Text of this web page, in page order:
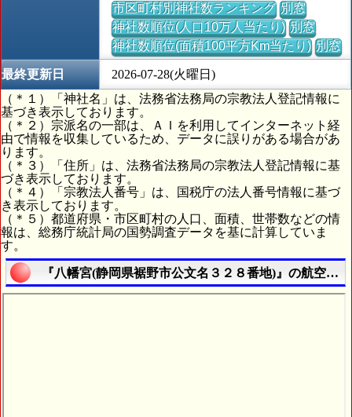
市区町村別神社数ランキング 別窓
神社数順位(人口10万人当たり) 別窓
神社数順位(面積100平方Km当たり) 別窓
最終更新日
2026-07-28(火曜日)
（＊１）「神社名」は、法務省法務局の宗教法人登記情報に
基づき表示しております。
（＊２）宗派名の一部は、ＡＩを利用してインターネット経
由で情報を収集しているため、データに誤りがある場合があ
ります。
（＊３）「住所」は、法務省法務局の宗教法人登記情報に基
づき表示しております。
（＊４）「宗教法人番号」は、国税庁の法人番号情報に基づ
き表示しております。
（＊５）都道府県・市区町村の人口、面積、世帯数などの情
報は、総務庁統計局の国勢調査データを基に計算していま
す。
『八幡宮(静岡県裾野市公文名３２８番地)』の航空写真